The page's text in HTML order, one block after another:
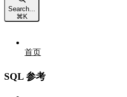
Search...
⌘ K
首页
SQL 参考